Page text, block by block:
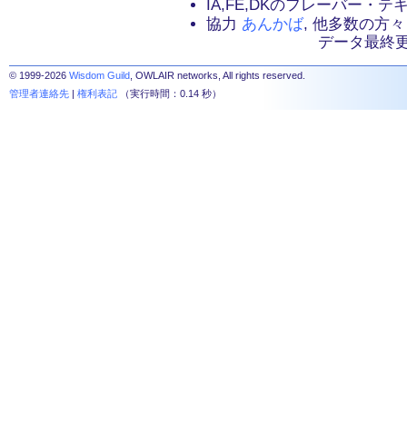
IA,FE,DKのフレーバー・テ
協力 あんかば, 他多数の方々
データ最終
© 1999-2026 Wisdom Guild , OWLAIR networks, All rights reserved.
管理者連絡先 | 権利表記 （実行時間：0.14 秒）